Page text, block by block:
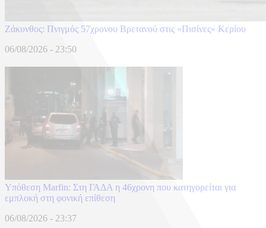
Ζάκυνθος: Πνιγμός 57χρονου Βρετανού στις «Πισίνες» Κερίου
06/08/2026 - 23:50
Υπόθεση Marfin: Στη ΓΑΔΑ η 46χρονη που κατηγορείται για
εμπλοκή στη φονική επίθεση
06/08/2026 - 23:37